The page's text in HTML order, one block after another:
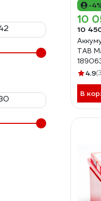
-
10
10
TAB
4.9
В